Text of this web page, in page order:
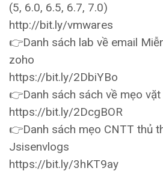
(5, 6.0, 6.5, 6.7, 7.0)
http://bit.ly/vmwares
👉Danh sách lab về email
zoho
https://bit.ly/2DbiYBo
👉Danh sách sách về mẹo
https://bit.ly/2DcgBOR
👉Danh sách mẹo CNTT thủ
Jsisenvlogs
https://bit.ly/3hKT9ay